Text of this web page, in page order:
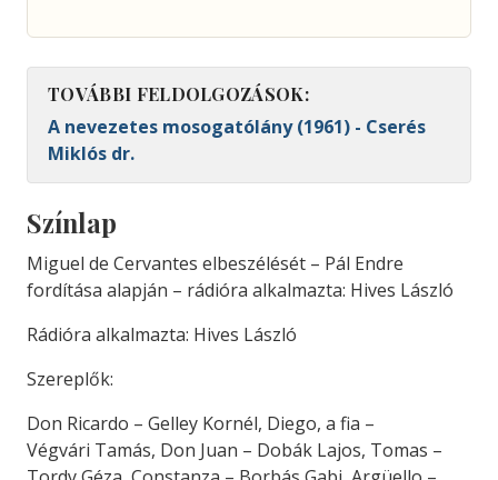
TOVÁBBI FELDOLGOZÁSOK:
A nevezetes mosogatólány (1961) - Cserés
Miklós dr.
Színlap
Miguel de Cervantes elbeszélését – Pál Endre
fordítása alapján – rádióra alkalmazta: Hives László
Rádióra alkalmazta: Hives László
Szereplők:
Don Ricardo – Gelley Kornél, Diego, a fia –
Végvári Tamás, Don Juan – Dobák Lajos, Tomas –